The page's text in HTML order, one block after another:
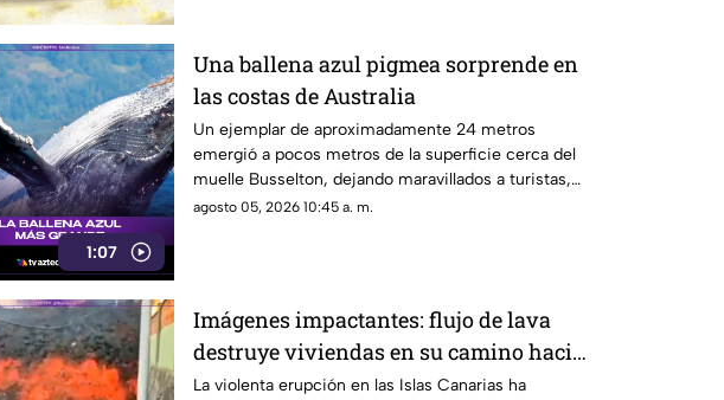
1:07
Una ballena azul pigmea sorprende en
las costas de Australia
Un ejemplar de aproximadamente 24 metros
emergió a pocos metros de la superficie cerca del
muelle Busselton, dejando maravillados a turistas,
científicos y habitantes locales.
agosto 05, 2026 10:45 a. m.
Imágenes impactantes: flujo de lava
destruye viviendas en su camino hacia
la costa
La violenta erupción en las Islas Canarias ha